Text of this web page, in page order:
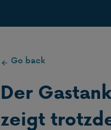
Go back
Der
zeigt